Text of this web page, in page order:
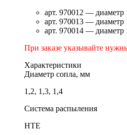
арт. 970012 — диаметр
арт. 970013 — диаметр
арт. 970014 — диаметр
При заказе указывайте
Характеристики
Диаметр сопла, мм
1,2, 1,3, 1,4
Система распыления
HTE